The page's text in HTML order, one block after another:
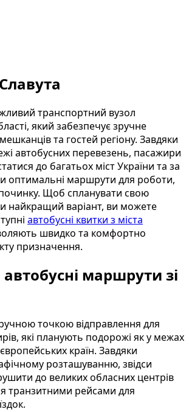
транспортний вузол
який забезпечує зручне
та гостей регіону. Завдяки
автобусних перевезень, пасажири
до багатьох міст України та за
оптимальні маршрути для роботи,
Щоб спланувати свою
найкращий варіант, ви можете
автобусні квитки з міста
швидко та комфортно
призначення.
маршрути зі
точкою відправлення для
які планують подорожі як у межах
країн. Завдяки
розташуванню, звідси
до великих обласних центрів
транзитними рейсами для